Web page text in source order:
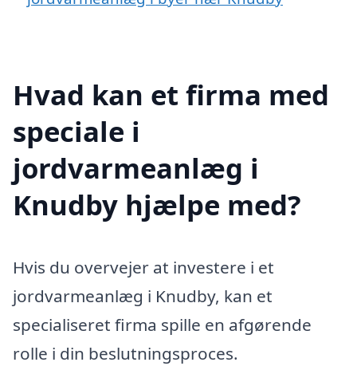
Hvad kan et firma med
speciale i
jordvarmeanlæg i
Knudby hjælpe med?
Hvis du overvejer at investere i et
jordvarmeanlæg i Knudby, kan et
specialiseret firma spille en afgørende
rolle i din beslutningsproces.